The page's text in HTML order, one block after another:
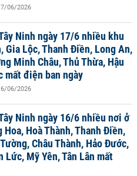
06/2026
Ninh ngày 17/6 nhiều khu
Gia Lộc, Thanh Điền, Long An,
Minh Châu, Thủ Thừa, Hậu
mất điện ban ngày
06/2026
Ninh ngày 16/6 nhiều nơi ở
Hoa, Hoà Thành, Thanh Điền,
Châu Thành, Hảo Đước,
Lức, Mỹ Yên, Tân Lân mất